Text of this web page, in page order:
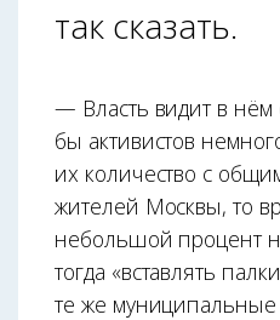
так сказать.
— Власть видит в нём
бы активистов
их количество с
жителей Москвы, то
небольшой процент
тогда «вставлять
те же